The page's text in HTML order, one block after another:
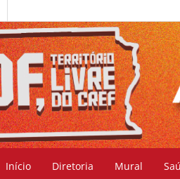
Início Diretoria Mural